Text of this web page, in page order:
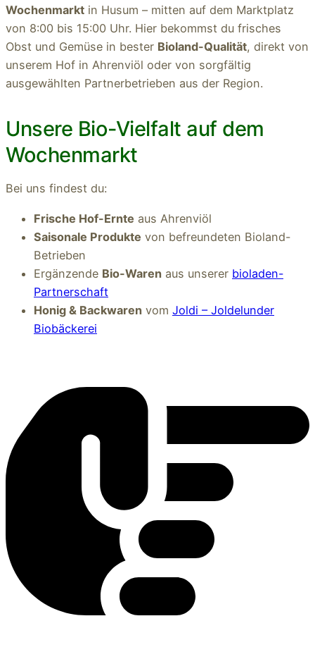
Wochenmarkt in Husum – mitten auf dem Marktplatz
von 8:00 bis 15:00 Uhr. Hier bekommst du frisches
Obst und Gemüse in bester Bioland-Qualität, direkt von
unserem Hof in Ahrenviöl oder von sorgfältig
ausgewählten Partnerbetrieben aus der Region.
Unsere Bio-Vielfalt auf dem
Wochenmarkt
Bei uns findest du:
Frische Hof-Ernte aus Ahrenviöl
Saisonale Produkte von befreundeten Bioland-
Betrieben
Ergänzende Bio-Waren aus unserer bioladen-
Partnerschaft
Honig & Backwaren vom Joldi – Joldelunder
Biobäckerei